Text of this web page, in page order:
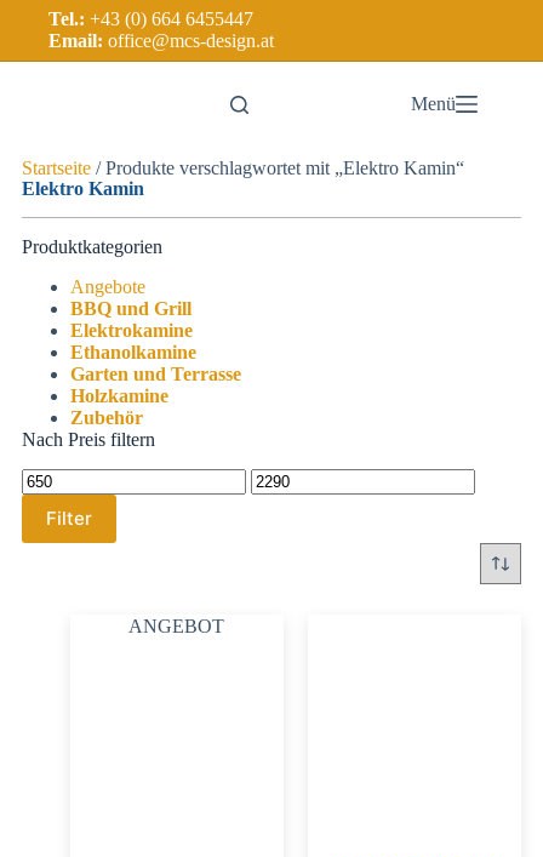
Tel.: +43 (0) 664 6455447
Email: office@mcs-design.at
Menü
Startseite/ Produkte verschlagwortet mit „Elektro Kamin“
Elektro Kamin
Produktkategorien
Angebote
BBQ und Grill
Elektrokamine
Ethanolkamine
Garten und Terrasse
Holzkamine
Zubehör
Nach Preis filtern
Filter
ANGEBOT